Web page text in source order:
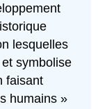
lesquelles
symbolise
faisant
humains »